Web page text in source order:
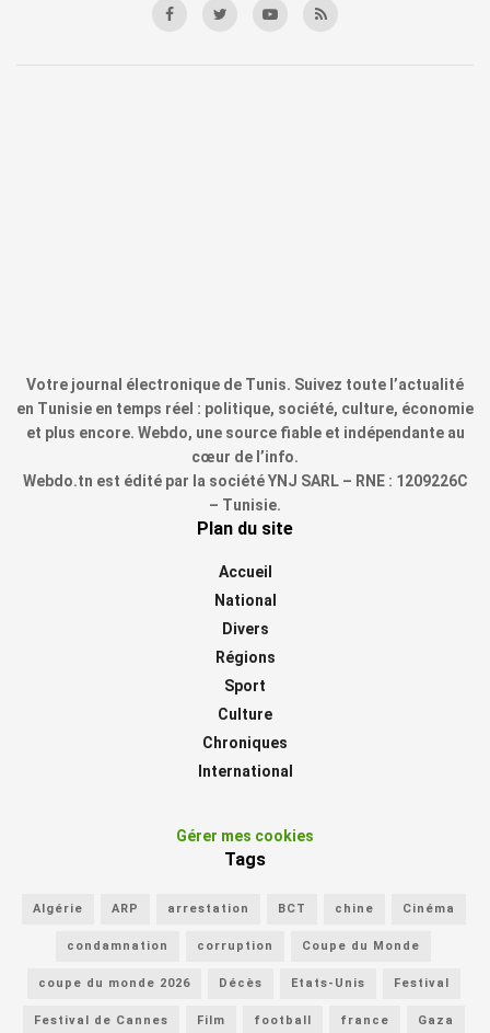
Votre journal électronique de Tunis. Suivez toute l’actualité
en Tunisie en temps réel : politique, société, culture, économie
et plus encore. Webdo, une source fiable et indépendante au
cœur de l’info.
Webdo.tn est édité par la société YNJ SARL – RNE : 1209226C
– Tunisie.
Plan du site
Accueil
National
Divers
Régions
Sport
Culture
Chroniques
International
Gérer mes cookies
Tags
Algérie ARP arrestation BCT chine Cinéma
condamnation corruption Coupe du Monde
coupe du monde 2026 Décès Etats-Unis Festival
Festival de Cannes Film football france Gaza